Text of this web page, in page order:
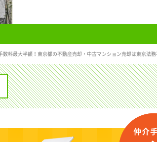
数料最大半額！東京都の不動産売却・中古マンション売却は東京法